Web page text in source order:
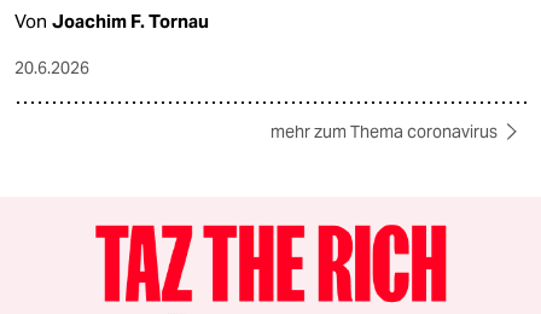
Von Joachim F. Tornau
20.6.2026
mehr zum Thema coronavirus